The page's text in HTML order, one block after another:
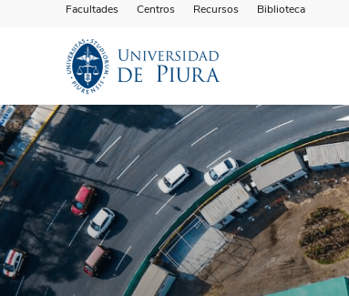
Facultades Centros Recursos Biblioteca